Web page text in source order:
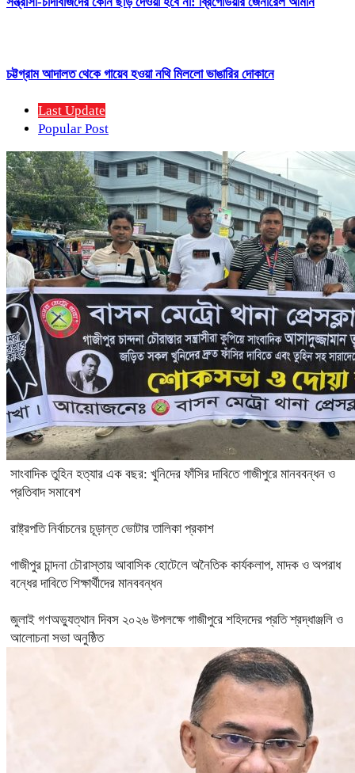
চট্টগ্রাম আদালত থেকে গায়েব হওয়া নথি মিললো ভাঙারির দোকানে
Last Update
Popular Post
সাংবাদিক তুহিন হত্যার এক বছর: খুনিদের ফাঁসির দাবিতে গাজীপুরে মানববন্ধন ও
প্রতিবাদ সমাবেশ
রাষ্ট্রপতি নির্বাচনের চূড়ান্ত ভোটার তালিকা প্রকাশ
গাজীপুর চান্দনা চৌরাস্তায় আবাসিক হোটেলে অনৈতিক কার্যকলাপ, মাদক ও অপরাধ
বন্ধের দাবিতে শিক্ষার্থীদের মানববন্ধন
জুলাই গণঅভ্যুত্থান দিবস ২০২৬ উপলক্ষে গাজীপুরে শহিদদের প্রতি শ্রদ্ধাঞ্জলি ও
আলোচনা সভা অনুষ্ঠিত